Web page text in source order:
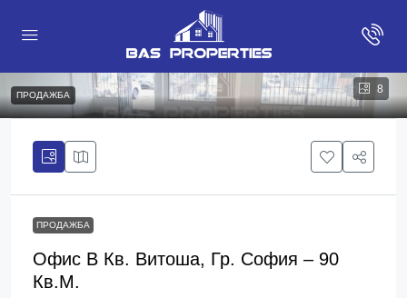
8
ПРОДАЖБА
ПРОДАЖБА
Офис В Кв. Витоша, Гр. София – 90
Кв.м.